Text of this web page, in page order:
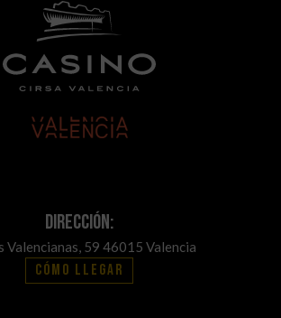
Dirección:
Valencianas, 59 46015 Valencia
Cómo llegar